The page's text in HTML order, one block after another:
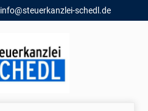
info@steuerkanzlei-schedl.de